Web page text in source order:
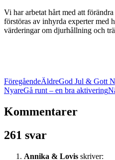
Vi har arbetat hårt med att
förstöras av inhyrda experter med
värderingar om djurhållning och
FöregåendeÄldreGod Jul & Gott
NyareGå runt – en bra aktivering
Kommentarer
261 svar
Annika & Lovis skriver: